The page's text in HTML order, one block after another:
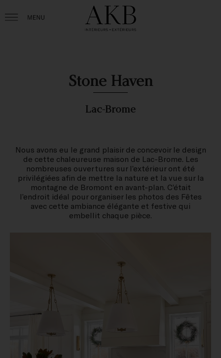
Stone Haven
Lac-Brome
Nous avons eu le grand plaisir de concevoir le design
de cette chaleureuse maison de Lac-Brome. Les
nombreuses ouvertures sur l’extérieur ont été
privilégiées afin de mettre la nature et la vue sur la
montagne de Bromont en avant-plan. C’était
l’endroit idéal pour organiser les photos des Fêtes
avec cette ambiance élégante et festive qui
embellit chaque pièce.